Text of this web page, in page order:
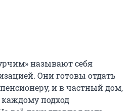
называют себя
Они готовы отдать
и в частный дом,
подход